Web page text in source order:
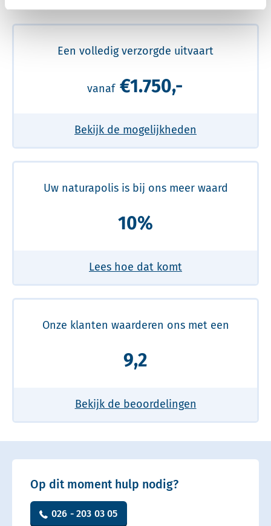
Een volledig verzorgde uitvaart
vanaf €1.750,-
Bekijk de mogelijkheden
Uw naturapolis is bij ons meer waard
10%
Lees hoe dat komt
Onze klanten waarderen ons met een
9,2
Bekijk de beoordelingen
Op dit moment hulp nodig?
026 - 203 03 05